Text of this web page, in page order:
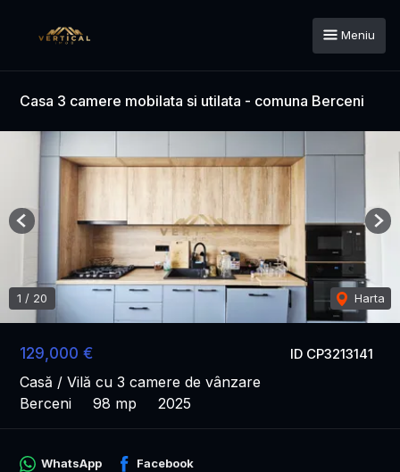
Meniu
Casa 3 camere mobilata si utilata - comuna Berceni
ID CP3213141
129,000 €
Casă / Vilă cu 3 camere de vânzare
Berceni
98 mp 2025
1 / 20 Harta
Previous
WhatsApp Facebook